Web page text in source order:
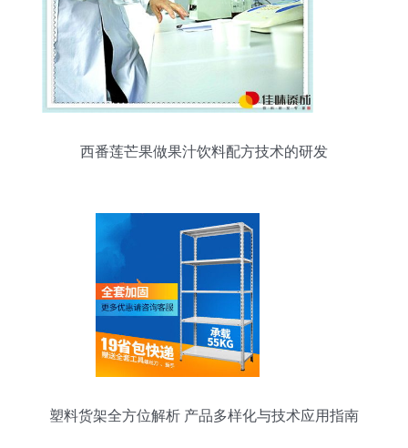
西番莲芒果做果汁饮料配方技术的研发
塑料货架全方位解析 产品多样化与技术应用指南